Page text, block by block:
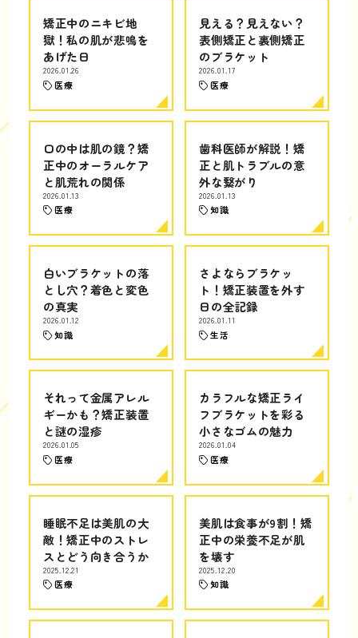
矯正中のニキビ地
獄！私の肌が悲鳴を
あげた日
2026.01.26
医療
見える？見えない？
表側矯正と裏側矯正
のブラケット
2026.01.17
医療
口の中は肌の鏡？矯
正中のオーラルケア
と肌荒れの関係
2026.01.13
医療
歯科医師が解説！矯
正と肌トラブルの意
外な繋がり
2026.01.13
知識
白いブラケットの落
とし穴？着色と変色
の真実
2026.01.12
知識
さよならブラケッ
ト！矯正装置を外す
日の全記録
2026.01.11
生活
それって金属アレル
ギーかも？矯正装置
と謎の湿疹
2026.01.05
医療
カラフルな矯正ライ
フブラケットを彩る
小さなゴムの魅力
2026.01.04
医療
睡眠不足は美肌の大
敵！矯正中のストレ
スとどう向き合うか
2025.12.21
医療
美肌は食事が9割！矯
正中の栄養不足が肌
を壊す
2025.12.20
知識